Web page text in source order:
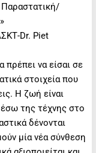
Παραστατική/
Dr. Piet
πρέπει να είσαι σε
στοιχεία που
Η ζωή είναι
της τέχνης στο
δένονται
μία νέα σύνθεση